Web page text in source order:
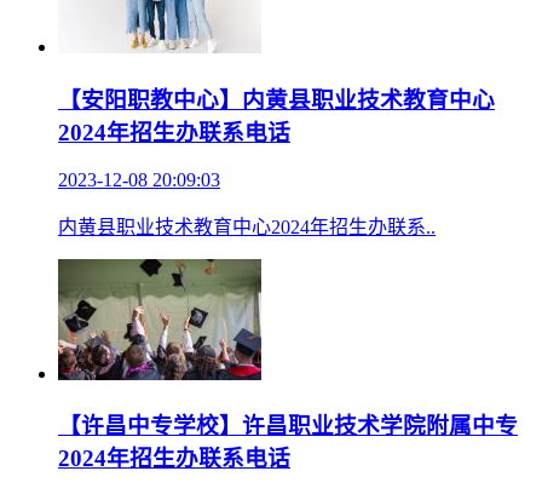
【安阳职教中心】内黄县职业技术教育中心
2024年招生办联系电话
2023-12-08 20:09:03
内黄县职业技术教育中心2024年招生办联系..
【许昌中专学校】许昌职业技术学院附属中专
2024年招生办联系电话